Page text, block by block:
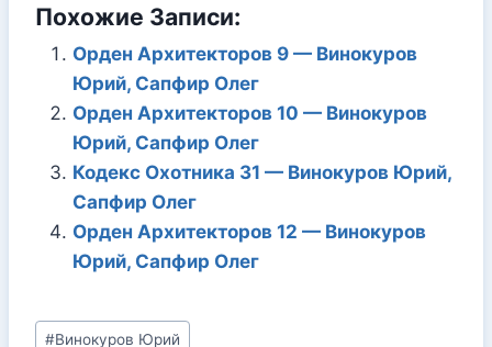
Похожие Записи:
Орден Архитекторов 9 — Винокуров
Юрий, Сапфир Олег
Орден Архитекторов 10 — Винокуров
Юрий, Сапфир Олег
Кодекс Охотника 31 — Винокуров Юрий,
Сапфир Олег
Орден Архитекторов 12 — Винокуров
Юрий, Сапфир Олег
Метки
#Винокуров Юрий